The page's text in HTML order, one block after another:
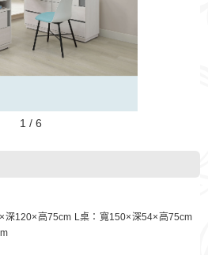
1 / 6
深120×高75cm L桌：寬150×深54×高75cm